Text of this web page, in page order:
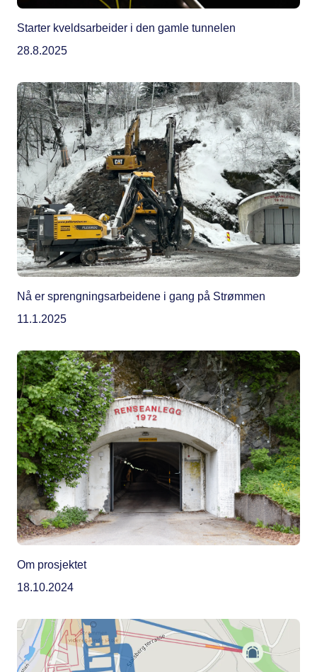
Starter kveldsarbeider i den gamle tunnelen
28.8.2025
Nå er sprengningsarbeidene i gang på Strømmen
11.1.2025
Om prosjektet
18.10.2024